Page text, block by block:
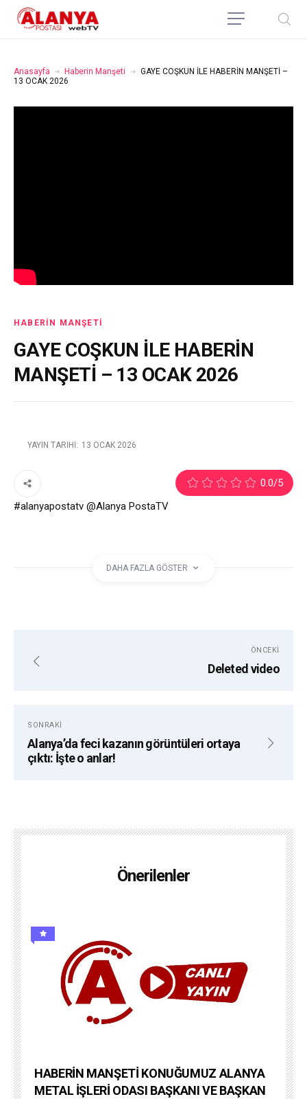
Anasayfa Haberin Manşeti
GAYE COŞKUN İLE HABERİN MANŞETİ –
13 OCAK 2026
HABERIN MANŞETI
GAYE COŞKUN İLE HABERİN
MANŞETİ – 13 OCAK 2026
YAYIN TARIHI: 13 OCAK 2026
0.0/5
#alanyapostatv @Alanya PostaTV
https://www.facebook.com/alanyapostasitv
DAHA FAZLA GÖSTER
ÖNCEKI
Deleted video
SONRAKI
Alanya’da feci kazanın görüntüleri ortaya
çıktı: İşte o anlar!
Önerilenler
HABERİN MANŞETİ KONUĞUMUZ ALANYA
METAL İŞLERİ ODASI BAŞKANI VE BAŞKAN